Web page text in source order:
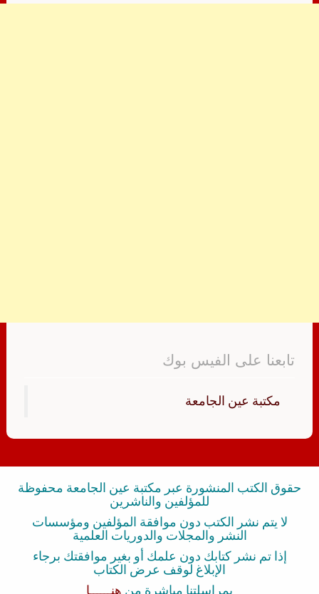
تابعنا على الفيس بوك
‏مكتبة عين الجامعة‏
حقوق الكتب المنشورة عبر مكتبة عين الجامعة محفوظة
للمؤلفين والناشرين
لا يتم نشر الكتب دون موافقة المؤلفين ومؤسسات
النشر والمجلات والدوريات العلمية
إذا تم نشر كتابك دون علمك أو بغير موافقتك برجاء
الإبلاغ لوقف عرض الكتاب
بمراسلتنا مباشرة من هنــــــا